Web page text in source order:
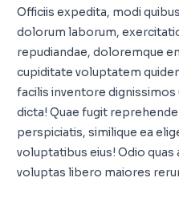
Officiis expedita, modi
dolorum laborum,
repudiandae, doloremque
cupiditate voluptatem
facilis inventore
dicta! Quae fugit
perspiciatis, similique ea
voluptatibus eius! Odio
voluptas libero maiores